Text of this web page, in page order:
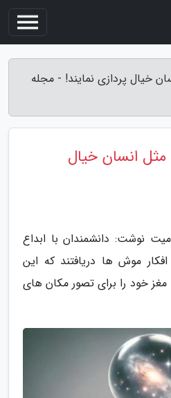
خیال پردازی نمایند! - مجله
انسان خیال
نوشت: دانشمندان با ابداع
افکار موش ها دریافتند که این
مغز خود را برای تصور مکان های